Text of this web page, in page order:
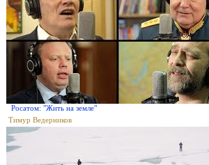
Росатом: "Жить на земле"
Тимур Ведерников